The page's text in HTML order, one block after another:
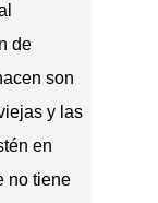
de
son
y las
en
no tiene